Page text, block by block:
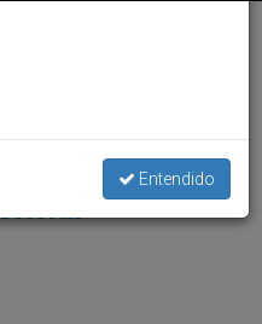
Del Dicasterio Para Los
León XIV
Entendido